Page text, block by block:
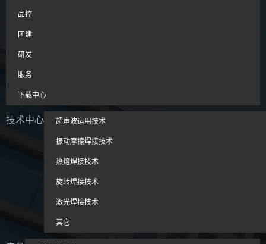
品控
团建
研发
服务
下载中心
技术中心 超声波运用技术
振动摩擦焊接技术
热熔焊接技术
旋转焊接技术
激光焊接技术
其它